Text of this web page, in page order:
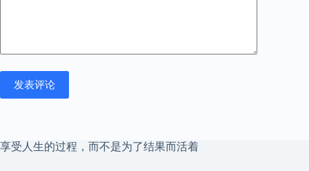
发表评论
享受人生的过程，而不是为了结果而活着